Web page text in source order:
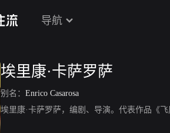
导航
埃里康·卡萨罗萨
别名： Enrico Casarosa
埃里康·卡萨罗萨，编剧、导演。代表作品《